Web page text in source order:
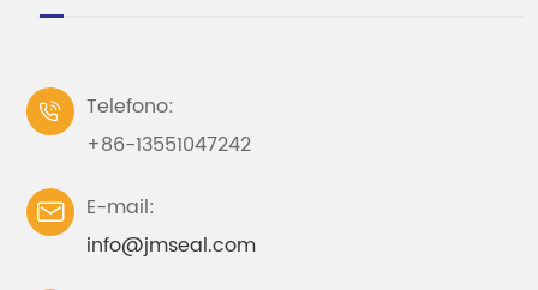

Telefono:
+86-13551047242

E-mail:
info@jmseal.com